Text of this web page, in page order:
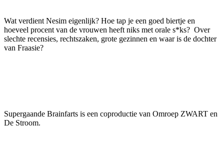
Wat verdient Nesim eigenlijk? Hoe tap je een goed biertje en
hoeveel procent van de vrouwen heeft niks met orale s*ks? Over
slechte recensies, rechtszaken, grote gezinnen en waar is de dochter
van Fraasie?
Supergaande Brainfarts is een coproductie van Omroep ZWART en
De Stroom.